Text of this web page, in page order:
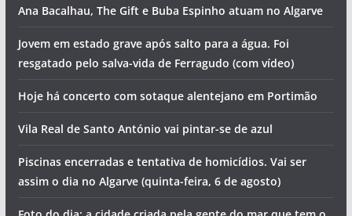
Ana Bacalhau, The Gift e Buba Espinho atuam no Algarve
Jovem em estado grave após salto para a água. Foi
resgatado pelo salva-vida de Ferragudo (com vídeo)
Hoje há concerto com sotaque alentejano em Portimão
Vila Real de Santo António vai pintar-se de azul
Piscinas encerradas e tentativa de homicídios. Vai ser
assim o dia no Algarve (quinta-feira, 6 de agosto)